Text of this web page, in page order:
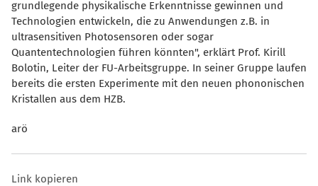
grundlegende physikalische Erkenntnisse gewinnen und
Technologien entwickeln, die zu Anwendungen z.B. in
ultrasensitiven Photosensoren oder sogar
Quantentechnologien führen könnten", erklärt Prof. Kirill
Bolotin, Leiter der FU-Arbeitsgruppe. In seiner Gruppe laufen
bereits die ersten Experimente mit den neuen phononischen
Kristallen aus dem HZB.
arö
Link kopieren